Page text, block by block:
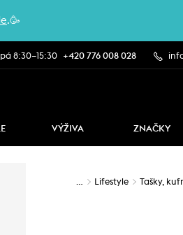
.🥳
8:30–15:30 +420 776 008 028
VÝŽIVA ZNAČKY
… Lifestyle Tašky,